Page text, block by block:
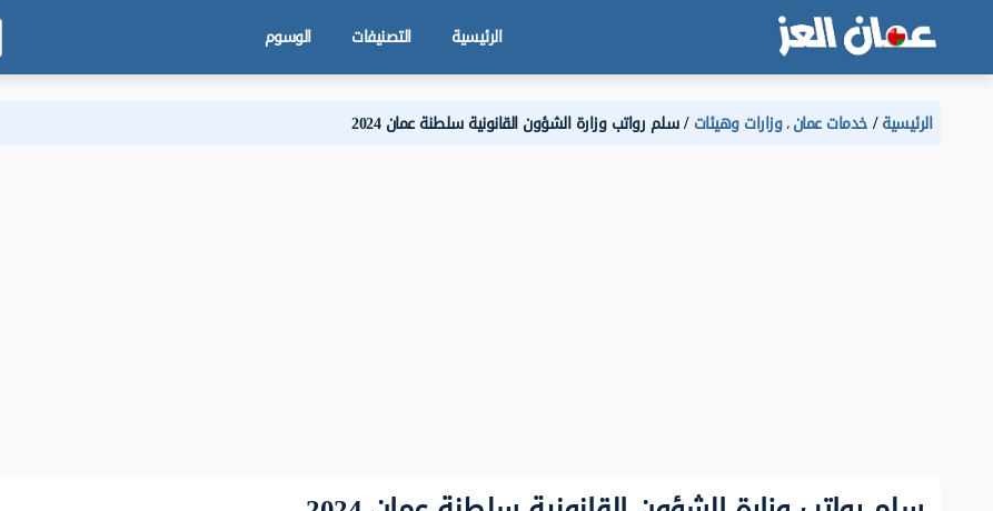
الرئيسية التصنيفات الوسوم
الرئيسية خدمات عمان،وزارات وهيئات سلم رواتب وزارة الشؤون القانونية سلطنة عمان 2024